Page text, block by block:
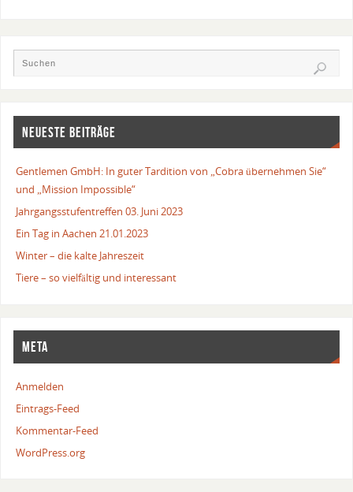
NEUESTE BEITRÄGE
Gentlemen GmbH: In guter Tardition von „Cobra übernehmen Sie“
und „Mission Impossible“
Jahrgangsstufentreffen 03. Juni 2023
Ein Tag in Aachen 21.01.2023
Winter – die kalte Jahreszeit
Tiere – so vielfältig und interessant
META
Anmelden
Eintrags-Feed
Kommentar-Feed
WordPress.org